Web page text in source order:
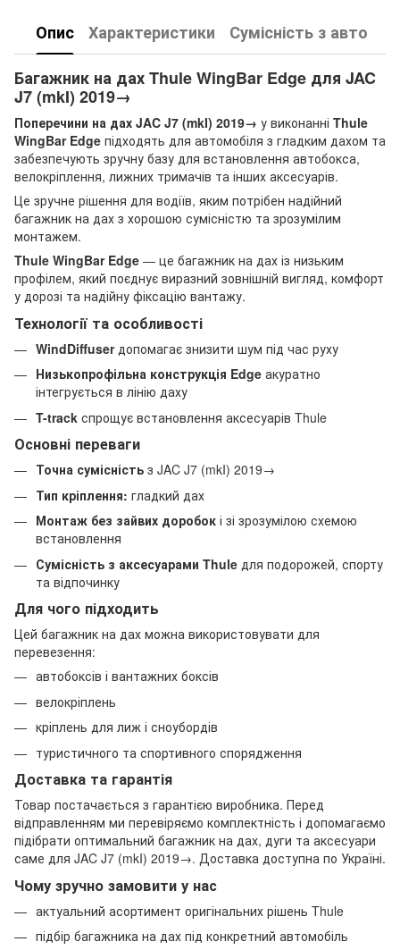
Опис Характеристики
Сумісність з авто
Багажник на дах Thule WingBar Edge для JAC
J7 (mkI) 2019→
Поперечини на дах JAC J7 (mkI) 2019→ у виконанні Thule
WingBar Edge підходять для автомобіля з гладким дахом та
забезпечують зручну базу для встановлення автобокса,
велокріплення, лижних тримачів та інших аксесуарів.
Це зручне рішення для водіїв, яким потрібен надійний
багажник на дах з хорошою сумісністю та зрозумілим
монтажем.
Thule WingBar Edge — це багажник на дах із низьким
профілем, який поєднує виразний зовнішній вигляд, комфорт
у дорозі та надійну фіксацію вантажу.
Технології та особливості
WindDiffuserдопомагає знизити шум під час руху
Низькопрофільна конструкція Edge акуратно
інтегрується в лінію даху
T-track спрощує встановлення аксесуарів Thule
Основні переваги
Точна сумісність з JAC J7 (mkI) 2019→
Тип кріплення: гладкий дах
Монтаж без зайвих доробок і зі зрозумілою схемою
встановлення
Сумісність з аксесуарами Thule для подорожей, спорту
та відпочинку
Для чого підходить
Цей багажник на дах можна використовувати для
перевезення:
автобоксів і вантажних боксів
велокріплень
кріплень для лиж і сноубордів
туристичного та спортивного спорядження
Доставка та гарантія
Товар постачається з гарантією виробника. Перед
відправленням ми перевіряємо комплектність і допомагаємо
підібрати оптимальний багажник на дах, дуги та аксесуари
саме для JAC J7 (mkI) 2019→. Доставка доступна по Україні.
Чому зручно замовити у нас
актуальний асортимент оригінальних рішень Thule
підбір багажника на дах під конкретний автомобіль